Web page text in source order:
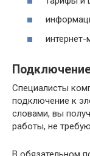
интернет-
Специалисты
подключение к
словами, вы
работы, не